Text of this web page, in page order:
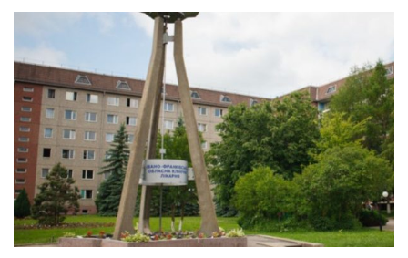
Світ
Цікаво
Наука
Технології
Історії
Рецепти
Привітання